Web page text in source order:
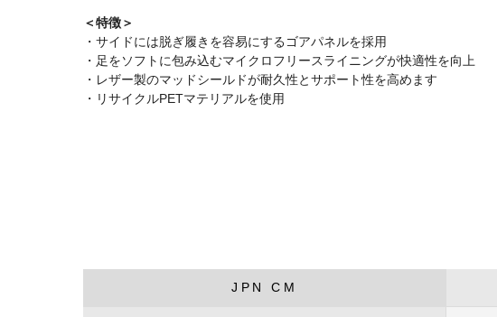
＜特徴＞
・サイドには脱ぎ履きを容易にするゴアパネルを採用
・足をソフトに包み込むマイクロフリースライニングが快適性を向上
・レザー製のマッドシールドが耐久性とサポート性を高めます
・リサイクルPETマテリアルを使用
JPN CM